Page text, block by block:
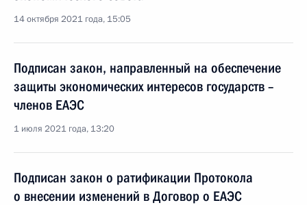
14 октября 2021 года, 15:05
Подписан закон, направленный на обеспечение
защиты экономических интересов государств –
членов ЕАЭС
1 июля 2021 года, 13:20
Подписан закон о ратификации Протокола
о внесении изменений в Договор о ЕАЭС